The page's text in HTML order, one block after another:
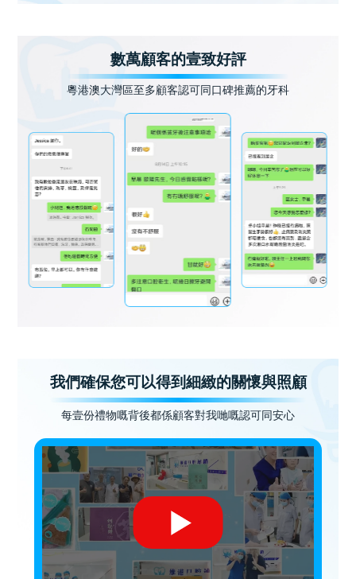
數萬顧客的壹致好評
粵港澳大灣區至多顧客認可同口碑推薦的牙科
我們確保您可以得到細緻的關懷與照顧
每壹份禮物嘅背後都係顧客對我哋嘅認可同安心